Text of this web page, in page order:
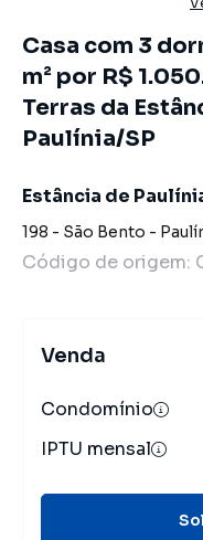
Casa com 3
m² por R$
Terras da
Paulínia/SP
Estância de
198 - São Bento -
Código de origem:
Venda
Condomínio
IPTU mensal